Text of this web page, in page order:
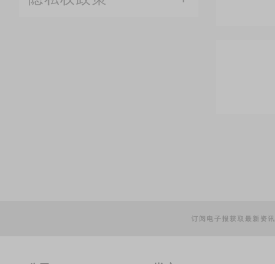
订阅电子报获取最新资讯